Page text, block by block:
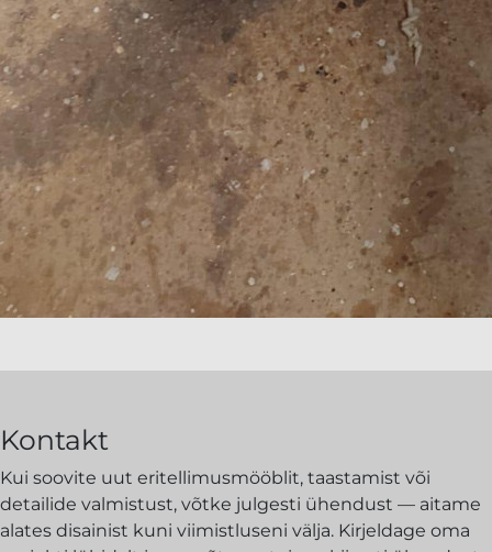
Kontakt
Kui soovite uut eritellimusmööblit, taastamist või
detailide valmistust, võtke julgesti ühendust — aitame
alates disainist kuni viimistluseni välja. Kirjeldage oma